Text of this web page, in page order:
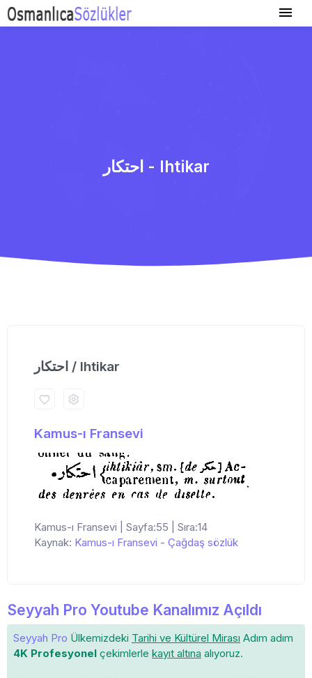
احتكار - Ihtikar
احتكار / Ihtikar
Kamus-ı Fransevi
Kamus-ı Fransevi | Sayfa:55 | Sıra:14
Kaynak: Kamus-ı Fransevi - Çağdaş sözlük
Seyyah Pro Youtube Kanalımız Açıldı
Seyyah Pro Ülkemizdeki Tarihi ve Kültürel Mirası Adım adım
4K Profesyonel çekimlerle kayıt altına alıyoruz.